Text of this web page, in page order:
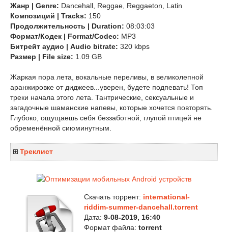
Жанр | Genre: Dancehall, Reggae, Reggaeton, Latin
Композиций | Tracks: 150
Продолжительность | Duration: 08:03:03
Формат/Кодек | Format/Codec: MP3
Битрейт аудио | Audio bitrate: 320 kbps
Размер | File size: 1.09 GB
Жаркая пора лета, вокальные переливы, в великолепной
аранжировке от диджеев...уверен, будете подпевать! Топ
треки начала этого лета. Тантрические, сексуальные и
загадочные шаманские напевы, которые хочется повторять.
Глубоко, ощущаешь себя беззаботной, глупой птицей не
обременённой сиюминутным.
Треклист
Скачать торрент: international-
riddim-summer-dancehall.torrent
Дата: 9-08-2019, 16:40
Формат файла: torrent